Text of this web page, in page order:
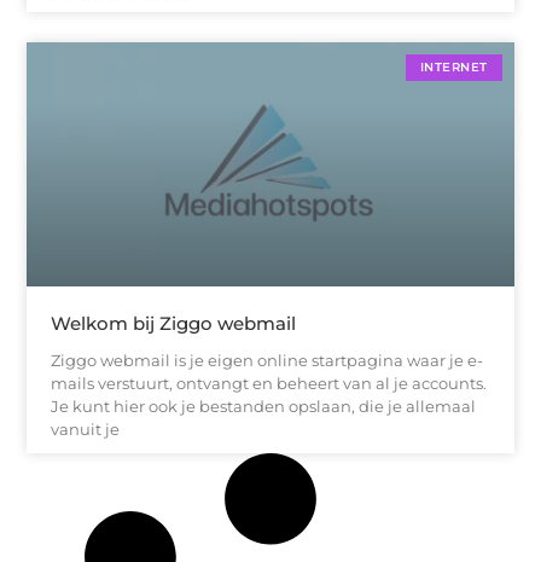
INTERNET
Welkom bij Ziggo webmail
Ziggo webmail is je eigen online startpagina waar je e-
mails verstuurt, ontvangt en beheert van al je accounts.
Je kunt hier ook je bestanden opslaan, die je allemaal
vanuit je